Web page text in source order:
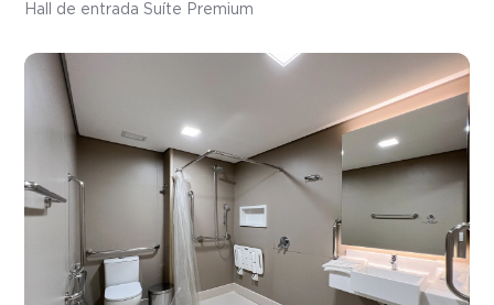
Hall de entrada Suíte Premium